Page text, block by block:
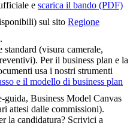
e scarica il bando (PDF)
sul sito Regione
.
standard (visura camerale,
Per il business plan e la
usa i nostri strumenti
e il modello di business plan
guida, Business Model Canvas
attesi dalle commissioni).
la candidatura? Scrivici a